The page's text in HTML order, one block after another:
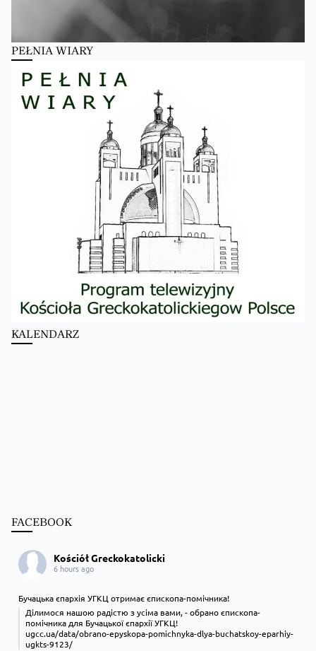
PEŁNIA WIARY
KALENDARZ
FACEBOOK
Kościół Greckokatolicki
6 hours ago
Бучацька єпархія УГКЦ отримає єпископа-помічника!
Ділимося нашою радістю з усіма вами, - обрано єпископа-
помічника для Бучацької єпархії УГКЦ!
ugcc.ua/data/obrano-epyskopa-pomichnyka-dlya-buchatskoy-eparhiy-
ugkts-9123/